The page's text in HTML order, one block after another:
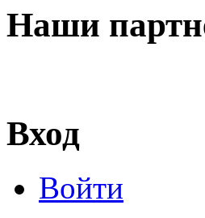
Наши
Вход
Войти